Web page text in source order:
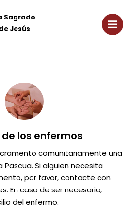
Sagrado
Jesús
de los enfermos
comunitariamente una
Pascua. Si alguien necesita
por favor, contacte con
En caso de ser necesario,
del enfermo.